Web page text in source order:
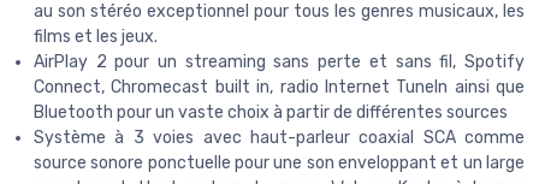
au son stéréo exceptionnel pour tous les genres musicaux, les
films et les jeux.
AirPlay 2 pour un streaming sans perte et sans fil, Spotify
Connect, Chromecast built in, radio Internet TuneIn ainsi que
Bluetooth pour un vaste choix à partir de différentes sources
Système à 3 voies avec haut-parleur coaxial SCA comme
source sonore ponctuelle pour une son enveloppant et un large